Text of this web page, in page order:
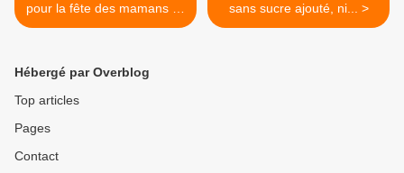
pour la fête des mamans 🍓
🍓 #patisserie
#instafood #foodstory
#dessert #fraises
sans sucre ajouté, ni... >
Hébergé par Overblog
Top articles
Pages
Contact